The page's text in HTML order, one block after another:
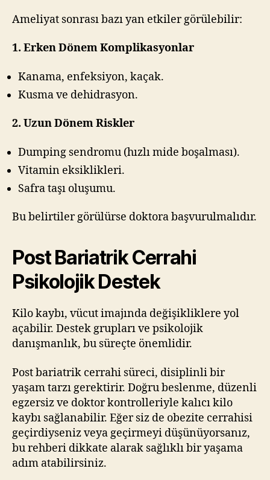
Ameliyat sonrası bazı yan etkiler görülebilir:
1. Erken Dönem Komplikasyonlar
Kanama, enfeksiyon, kaçak.
Kusma ve dehidrasyon.
2. Uzun Dönem Riskler
Dumping sendromu (hızlı mide boşalması).
Vitamin eksiklikleri.
Safra taşı oluşumu.
Bu belirtiler görülürse doktora başvurulmalıdır.
Post Bariatrik Cerrahi
Psikolojik Destek
Kilo kaybı, vücut imajında değişikliklere yol
açabilir. Destek grupları ve psikolojik
danışmanlık, bu süreçte önemlidir.
Post bariatrik cerrahi süreci, disiplinli bir
yaşam tarzı gerektirir. Doğru beslenme, düzenli
egzersiz ve doktor kontrolleriyle kalıcı kilo
kaybı sağlanabilir. Eğer siz de obezite cerrahisi
geçirdiyseniz veya geçirmeyi düşünüyorsanız,
bu rehberi dikkate alarak sağlıklı bir yaşama
adım atabilirsiniz.